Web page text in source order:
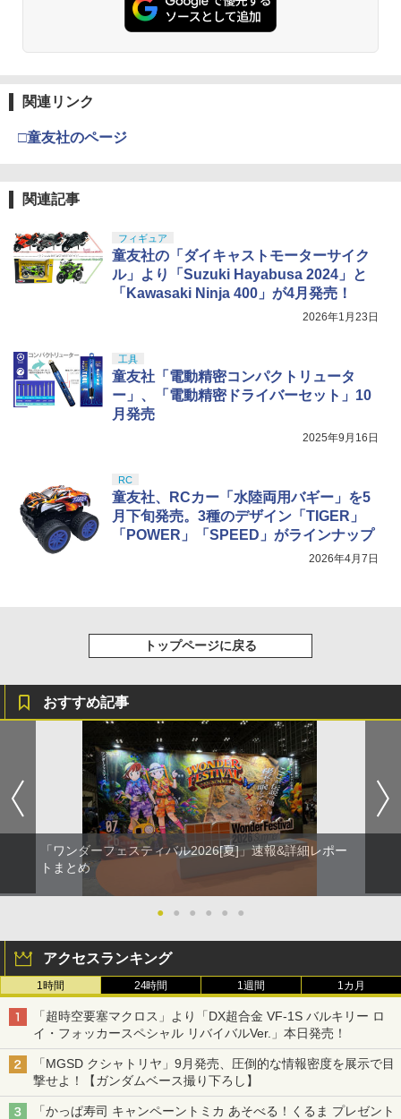
関連リンク
□童友社のページ
関連記事
フィギュア
童友社の「ダイキャストモーターサイク
ル」より「Suzuki Hayabusa 2024」と
「Kawasaki Ninja 400」が4月発売！
2026年1月23日
工具
童友社「電動精密コンパクトリュータ
ー」、「電動精密ドライバーセット」10
月発売
2025年9月16日
RC
童友社、RCカー「水陸両用バギー」を5
月下旬発売。3種のデザイン「TIGER」
「POWER」「SPEED」がラインナップ
2026年4月7日
トップページに戻る
おすすめ記事
「ワンダーフェスティバル2026[夏]」速報&詳細レポー
トまとめ
● ● ● ● ● ●
アクセスランキング
1時間 24時間 1週間 1カ月
「超時空要塞マクロス」より「DX超合金 VF-1S バルキリー ロ
イ・フォッカースペシャル リバイバルVer.」本日発売！
「MGSD クシャトリヤ」9月発売、圧倒的な情報密度を展示で目
撃せよ！【ガンダムベース撮り下ろし】
「かっぱ寿司 キャンペーントミカ あそべる！くるま プレゼント